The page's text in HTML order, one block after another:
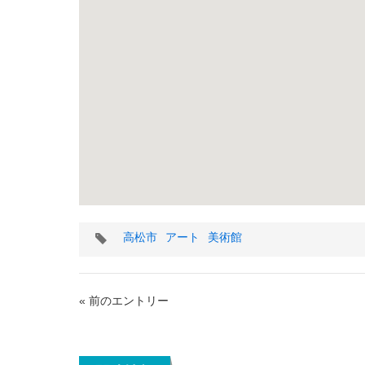
タ
高松市 アート 美術館
« 前のエントリー